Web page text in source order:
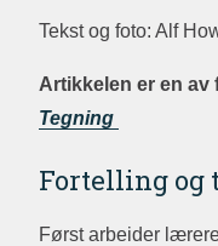
Tekst og foto: Alf
Artikkelen er en av
Tegning
Fortelling og
Først arbeider